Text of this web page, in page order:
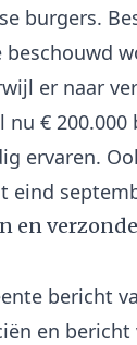
burgers.
beschouwd
er naar
nu €
ervaren.
en
bericht
en